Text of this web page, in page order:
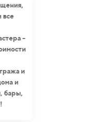
все
-
и
и
бары,